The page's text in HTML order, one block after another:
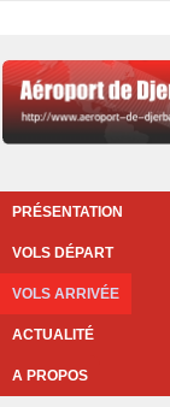
PRÉSENTATION
VOLS DÉPART
VOLS ARRIVÉE
ACTUALITÉ
A PROPOS